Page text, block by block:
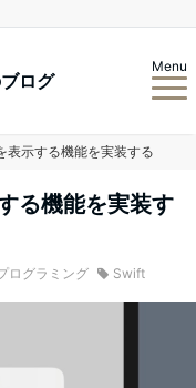
ログ
Menu
表示する機能を実装する
る機能を実装す
ログラミング Swift